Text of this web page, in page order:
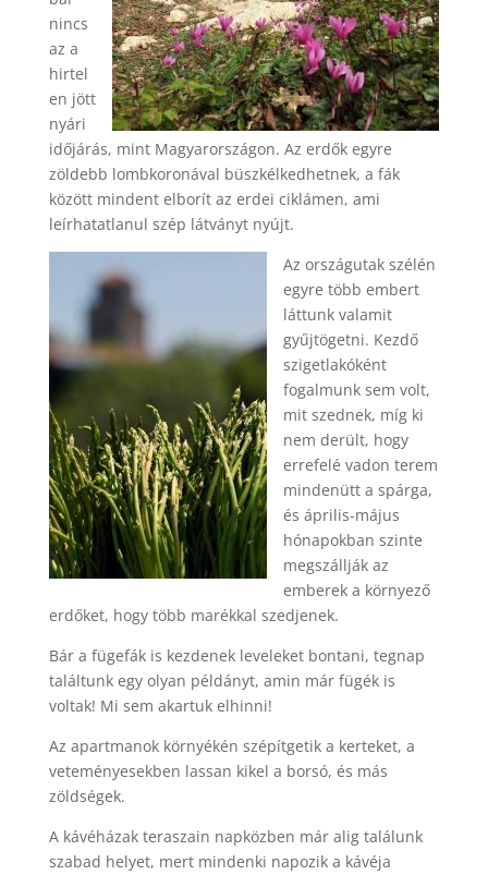
nincs
az a
hirtel
en jött
nyári
időjárás, mint Magyarországon. Az erdők egyre
zöldebb lombkoronával büszkélkedhetnek, a fák
között mindent elborít az erdei ciklámen, ami
leírhatatlanul szép látványt nyújt.
Az országutak szélén
egyre több embert
láttunk valamit
gyűjtögetni. Kezdő
szigetlakóként
fogalmunk sem volt,
mit szednek, míg ki
nem derült, hogy
errefelé vadon terem
mindenütt a spárga,
és április-május
hónapokban szinte
megszállják az
emberek a környező
erdőket, hogy több marékkal szedjenek.
Bár a fügefák is kezdenek leveleket bontani, tegnap
találtunk egy olyan példányt, amin már fügék is
voltak! Mi sem akartuk elhinni!
Az apartmanok környékén szépítgetik a kerteket, a
veteményesekben lassan kikel a borsó, és más
zöldségek.
A kávéházak teraszain napközben már alig találunk
szabad helyet, mert mindenki napozik a kávéja